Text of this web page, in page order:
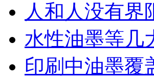
人和人没有界
水性油墨等几
印刷中油墨覆